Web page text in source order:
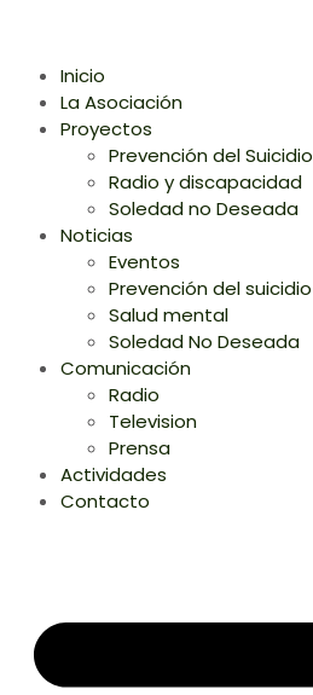
Inicio
La Asociación
Proyectos
Prevención del Suicidio
Radio y discapacidad
Soledad no Deseada
Noticias
Eventos
Prevención del suicidio
Salud mental
Soledad No Deseada
Comunicación
Radio
Television
Prensa
Actividades
Contacto